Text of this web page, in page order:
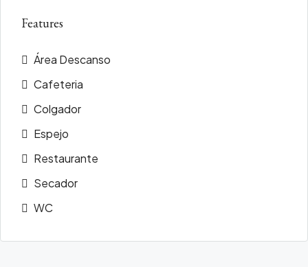
Features
Área Descanso
Cafeteria
Colgador
Espejo
Restaurante
Secador
WC